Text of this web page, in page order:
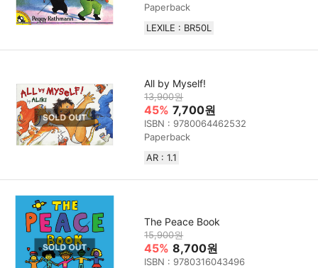
Paperback
LEXILE : BR50L
All by Myself!
13,900원
45% 7,700원
ISBN : 9780064462532
Paperback
AR : 1.1
The Peace Book
15,900원
45% 8,700원
ISBN : 9780316043496